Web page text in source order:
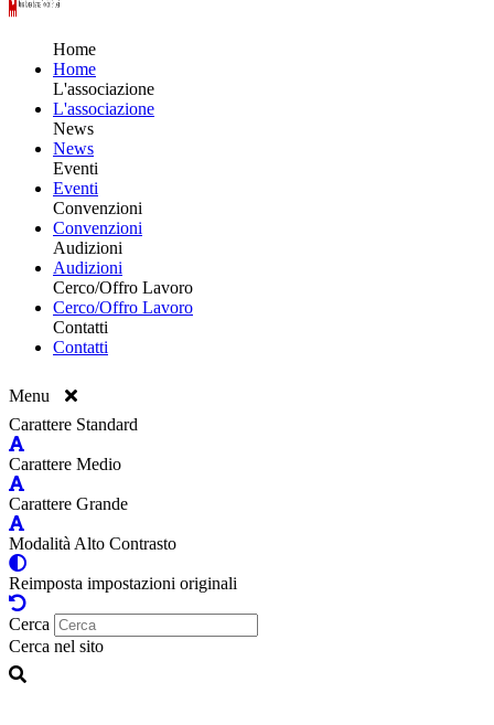
Home
Home
L'associazione
L'associazione
News
News
Eventi
Eventi
Convenzioni
Convenzioni
Audizioni
Audizioni
Cerco/Offro Lavoro
Cerco/Offro Lavoro
Contatti
Contatti
Menu
Carattere Standard
Carattere Medio
Carattere Grande
Modalità Alto Contrasto
Reimposta impostazioni originali
Cerca
Cerca nel sito